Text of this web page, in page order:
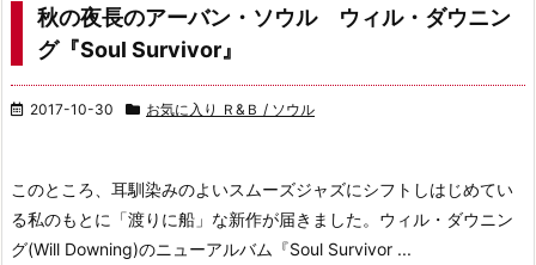
秋の夜長のアーバン・ソウル ウィル・ダウニン
グ『Soul Survivor』
2017-10-30 お気に入り Ｒ&Ｂ / ソウル
このところ、耳馴染みのよいスムーズジャズにシフトしはじめてい
る私のもとに 「渡りに船」な新作が届きました。 ウィル・ダウニン
グ(Will Downing)のニューアルバム『Soul Survivor ...